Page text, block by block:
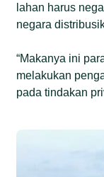
lahan harus
negara
“Makanya ini
melakukan
pada tindakan